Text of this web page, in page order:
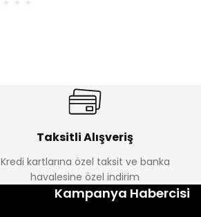
Taksitli Alışveriş
Kredi kartlarına özel taksit ve banka
havalesine özel indirim
Kampanya Habercisi